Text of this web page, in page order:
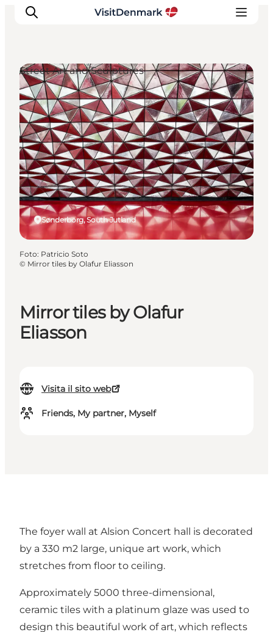
Ispirazioni
Dove andare
Cosa fare
Dove dormire
Pianifica il viaggio
Mirror tiles by Olafur
Eliasson
Visita il sito web
Friends, My partner, Myself
Sønderborg, South Jutland
Street Art and Sculptures
Foto: Patricio Soto
© Mirror tiles by Olafur Eliasson
The foyer wall at Alsion Concert hall is decorated
by a 330 m2 large, unique art work, which
stretches from floor to ceiling.
Approximately 5000 three-dimensional,
ceramic tiles with a platinum glaze was used to
design this beautiful work of art, which reflects